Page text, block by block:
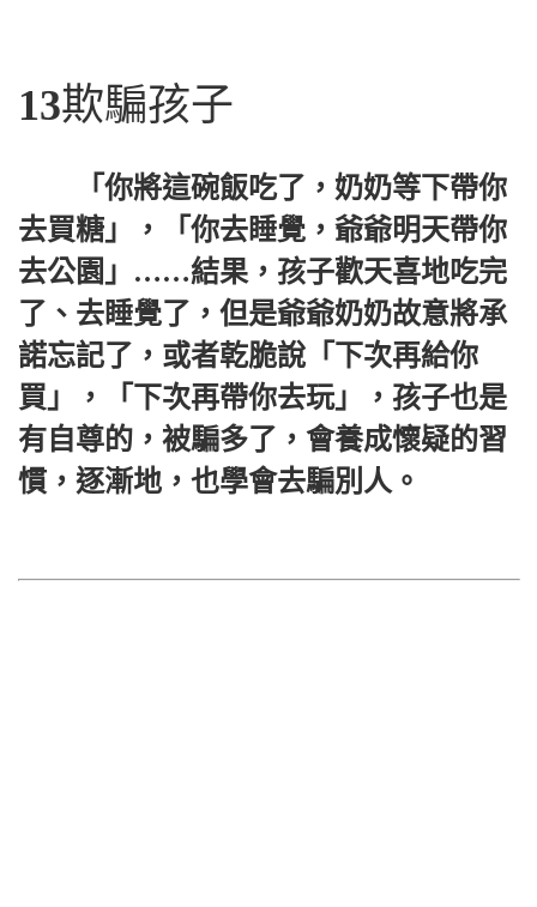
13欺騙孩子
「你將這碗飯吃了，奶奶等下帶你
去買糖」，「你去睡覺，爺爺明天帶你
去公園」……結果，孩子歡天喜地吃完
了、去睡覺了，但是爺爺奶奶故意將承
諾忘記了，或者乾脆說「下次再給你
買」，「下次再帶你去玩」，孩子也是
有自尊的，被騙多了，會養成懷疑的習
慣，逐漸地，也學會去騙別人。